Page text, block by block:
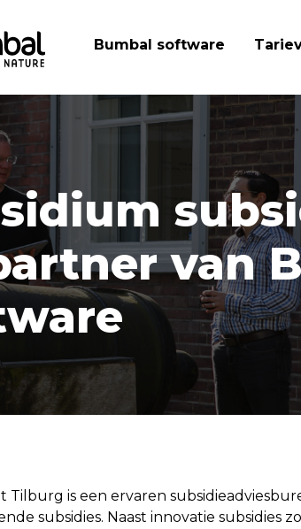
Bumbal software
van
Tilburg is een ervaren
subsidies. Naast innovatie subsidies